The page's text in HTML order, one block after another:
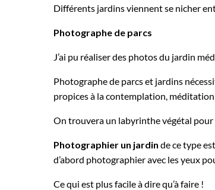
Différents jardins viennent se nicher
Photographe de parcs
J’ai pu réaliser des photos du jardin
Photographe de parcs et jardins
propices à la contemplation,
On trouvera un labyrinthe végétal pour
Photographier un jardin de ce type
d’abord photographier avec les yeux
Ce qui est plus facile à dire qu’à faire !